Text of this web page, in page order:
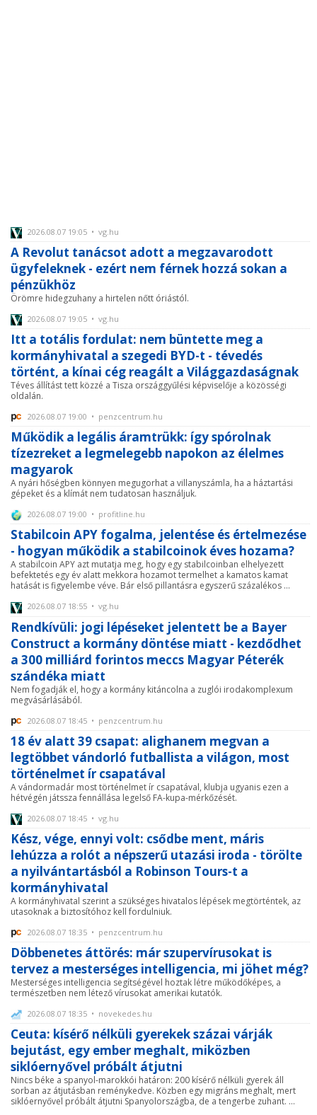
2026.08.07 19:05 • vg.hu
A Revolut tanácsot adott a megzavarodott
ügyfeleknek - ezért nem férnek hozzá sokan a
pénzükhöz
Örömre hidegzuhany a hirtelen nőtt óriástól.
2026.08.07 19:05 • vg.hu
Itt a totális fordulat: nem büntette meg a
kormányhivatal a szegedi BYD-t - tévedés
történt, a kínai cég reagált a Világgazdaságnak
Téves állítást tett közzé a Tisza országgyűlési képviselője a közösségi
oldalán.
2026.08.07 19:00 • penzcentrum.hu
Működik a legális áramtrükk: így spórolnak
tízezreket a legmelegebb napokon az élelmes
magyarok
A nyári hőségben könnyen megugorhat a villanyszámla, ha a háztartási
gépeket és a klímát nem tudatosan használjuk.
2026.08.07 19:00 • profitline.hu
Stabilcoin APY fogalma, jelentése és értelmezése
- hogyan működik a stabilcoinok éves hozama?
A stabilcoin APY azt mutatja meg, hogy egy stabilcoinban elhelyezett
befektetés egy év alatt mekkora hozamot termelhet a kamatos kamat
hatását is figyelembe véve. Bár első pillantásra egyszerű százalékos ...
2026.08.07 18:55 • vg.hu
Rendkívüli: jogi lépéseket jelentett be a Bayer
Construct a kormány döntése miatt - kezdődhet
a 300 milliárd forintos meccs Magyar Péterék
szándéka miatt
Nem fogadják el, hogy a kormány kitáncolna a zuglói irodakomplexum
megvásárlásából.
2026.08.07 18:45 • penzcentrum.hu
18 év alatt 39 csapat: alighanem megvan a
legtöbbet vándorló futballista a világon, most
történelmet ír csapatával
A vándormadár most történelmet ír csapatával, klubja ugyanis ezen a
hétvégén játssza fennállása legelső FA-kupa-mérkőzését.
2026.08.07 18:45 • vg.hu
Kész, vége, ennyi volt: csődbe ment, máris
lehúzza a rolót a népszerű utazási iroda - törölte
a nyilvántartásból a Robinson Tours-t a
kormányhivatal
A kormányhivatal szerint a szükséges hivatalos lépések megtörténtek, az
utasoknak a biztosítóhoz kell fordulniuk.
2026.08.07 18:35 • penzcentrum.hu
Döbbenetes áttörés: már szupervírusokat is
tervez a mesterséges intelligencia, mi jöhet még?
Mesterséges intelligencia segítségével hoztak létre működőképes, a
természetben nem létező vírusokat amerikai kutatók.
2026.08.07 18:35 • novekedes.hu
Ceuta: kísérő nélküli gyerekek százai várják
bejutást, egy ember meghalt, miközben
siklóernyővel próbált átjutni
Nincs béke a spanyol-marokkói határon: 200 kísérő nélküli gyerek áll
sorban az átjutásban reménykedve. Közben egy migráns meghalt, mert
siklóernyővel próbált átjutni Spanyolországba, de a tengerbe zuhant. ...